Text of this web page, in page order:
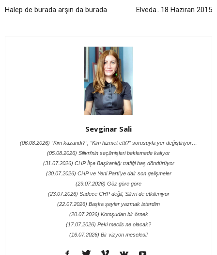
Halep de burada arşın da burada Elveda...18 Haziran 2015
Sevginar Sali
(06.08.2026) “Kim kazandı?”, “Kim hizmet etti?” sorusuyla yer değiştiriyor…
(05.08.2026) Silivri’nin seçilmişleri beklemede kalıyor
(31.07.2026) CHP İlçe Başkanlığı trafiği baş döndürüyor
(30.07.2026) CHP ve Yeni Parti’ye dair son gelişmeler
(29.07.2026) Göz göre göre
(23.07.2026) Sadece CHP değil, Silivri de etkileniyor
(22.07.2026) Başka şeyler yazmak isterdim
(20.07.2026) Komşudan bir örnek
(17.07.2026) Peki meclis ne olacak?
(16.07.2026) Bir vizyon meselesi!